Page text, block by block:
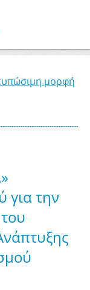
μορφή
για την